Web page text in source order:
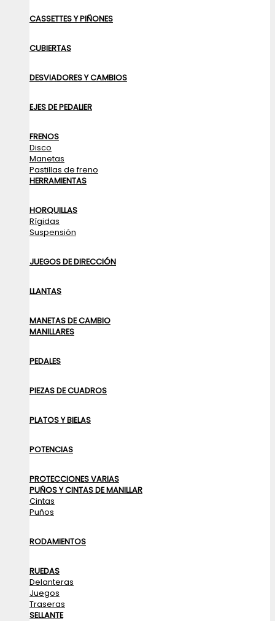
CASSETTES Y PIÑONES
CUBIERTAS
DESVIADORES Y CAMBIOS
EJES DE PEDALIER
FRENOS
Disco
Manetas
Pastillas de freno
HERRAMIENTAS
HORQUILLAS
Rígidas
Suspensión
JUEGOS DE DIRECCIÓN
LLANTAS
MANETAS DE CAMBIO
MANILLARES
PEDALES
PIEZAS DE CUADROS
PLATOS Y BIELAS
POTENCIAS
PROTECCIONES VARIAS
PUÑOS Y CINTAS DE MANILLAR
Cintas
Puños
RODAMIENTOS
RUEDAS
Delanteras
Juegos
Traseras
SELLANTE